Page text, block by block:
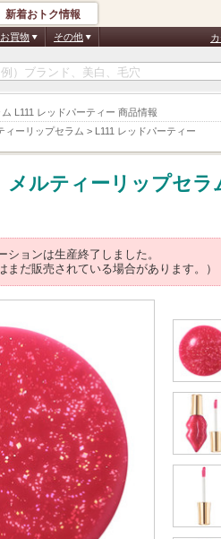
L111 レッドパーティー 商品情報
ィーリップセラム > L111 レッドパーティー
新着おトク情報
お買物 その他
メルティーリップセラ
ションは生産終了しました。
まだ販売されている場合があります。）